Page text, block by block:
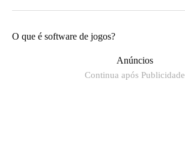
O que é software de jogos?
Anúncios
Continua após Publicidade